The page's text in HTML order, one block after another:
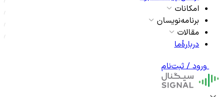
امکانات
برنامه‌نویسان
مقالات
دربارۀما
ورود / ثبت‌نام